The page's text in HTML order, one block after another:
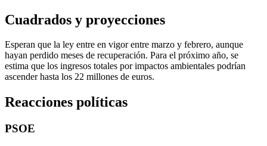
Cuadrados y proyecciones
Esperan que la ley entre en vigor entre marzo y febrero, aunque
hayan perdido meses de recuperación. Para el próximo año, se
estima que los ingresos totales por impactos ambientales podrían
ascender hasta los 22 millones de euros.
Reacciones políticas
PSOE